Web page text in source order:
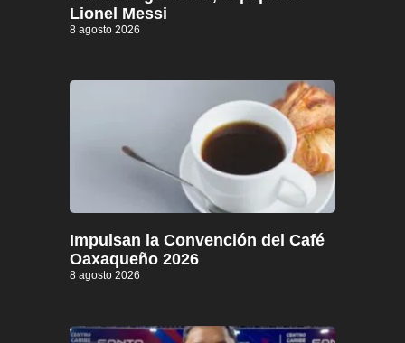
Lionel Messi
8 agosto 2026
Impulsan la Convención del Café
Oaxaqueño 2026
8 agosto 2026